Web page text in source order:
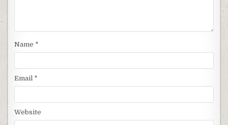
Name *
Email *
Website